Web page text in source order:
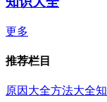
更多
推荐栏目
原因大全方法大全